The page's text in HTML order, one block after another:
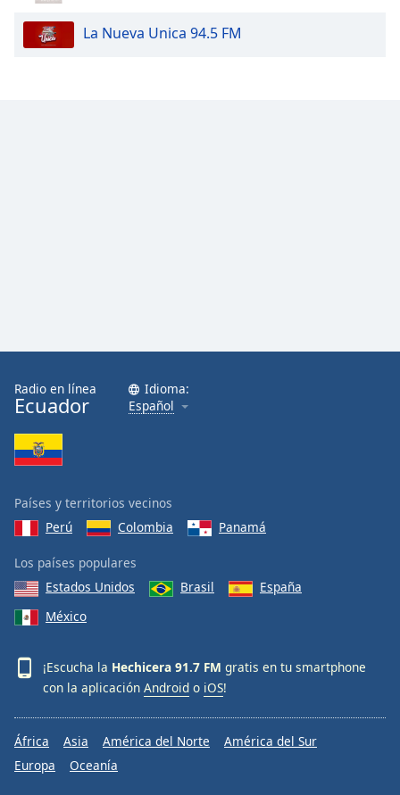
La Nueva Unica 94.5 FM
Radio en línea
Ecuador
Idioma:
Español
Países y territorios vecinos
Perú
Colombia Panamá
Los países populares
Estados Unidos
Brasil
España
México
¡Escucha la Hechicera 91.7 FM gratis en tu smartphone
con la aplicación Android o iOS!
África Asia América del Norte
América del Sur
Europa
Oceanía